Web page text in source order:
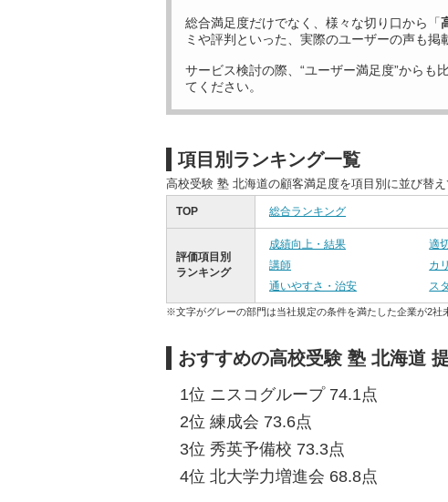
総合満足度だけでなく、様々な切り口から「
ミや評判といった、実際のユーザーの声も掲
サービス検討の際、“ユーザー満足度”からも
てください。
項目別ランキング一覧
高校受験 塾 北海道の顧客満足度を項目別に並び替え
TOP 総合ランキング
評価項目別
ランキング
成績向上・結果 適
講師
カ
通いやすさ・治安
ス
※文字がグレーの部門は当社規定の条件を満たした企業が2社
おすすめの高校受験 塾 北海道
1位 ニスコグループ 74.1点
2位 練成会 73.6点
3位 秀英予備校 73.3点
4位 北大学力増進会 68.8点